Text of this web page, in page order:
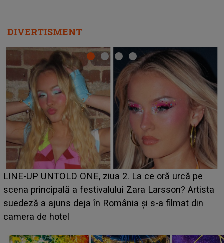
DIVERTISMENT
Ce a dezvăluit noua concurentă din "Casa Iubirii" l-a
luat prin surprindere pe Emanuel. CINE ESTE
BĂIATUL VIZAT de Alexandra?! Aflându-se în fața
faptului împlinit, A RECUNOSCUT IMEDIAT: "Am